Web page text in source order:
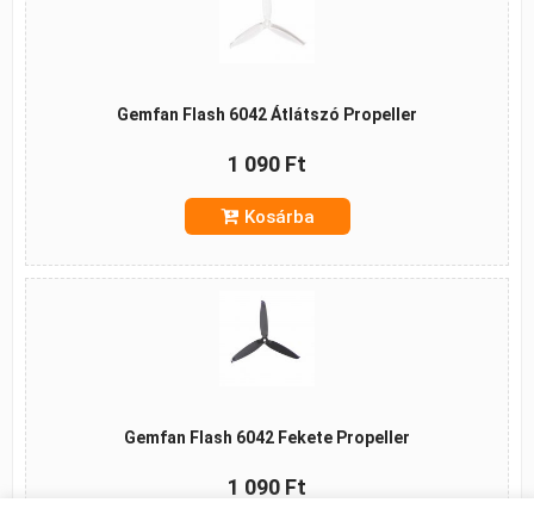
Gemfan Flash 6042 Átlátszó Propeller
1 090 Ft
Kosárba
Gemfan Flash 6042 Fekete Propeller
1 090 Ft